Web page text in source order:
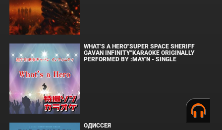
WHAT'S A HERO"SUPER SPACE SHERIFF
GAVAN INFINITY"KARAOKE ORIGINALLY
PERFORMED BY :MAY'N - SINGLE
ОДИССЕЯ